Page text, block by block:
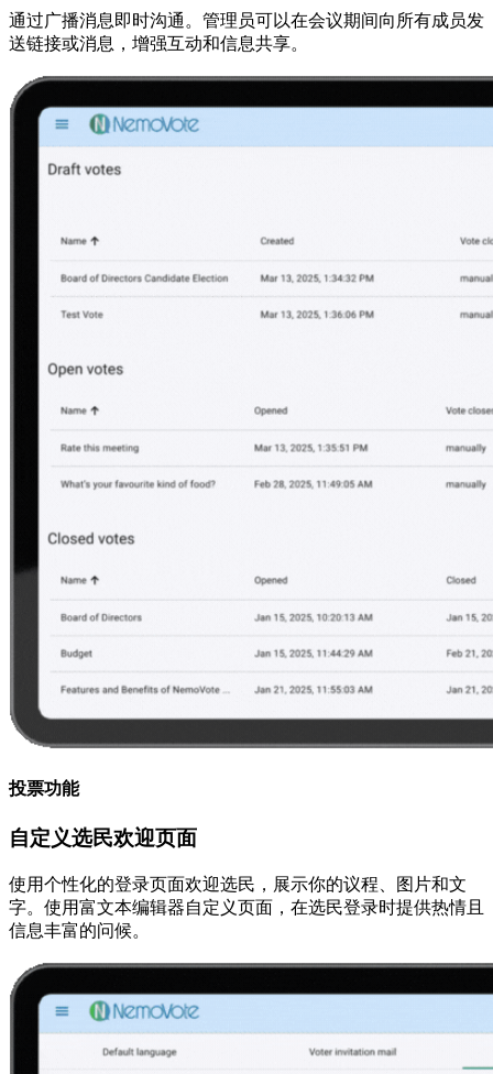
通过广播消息即时沟通。管理员可以在会议期间向所有成员发
送链接或消息，增强互动和信息共享。
投票功能
自定义选民欢迎页面
使用个性化的登录页面欢迎选民，展示你的议程、图片和文
字。使用富文本编辑器自定义页面，在选民登录时提供热情且
信息丰富的问候。